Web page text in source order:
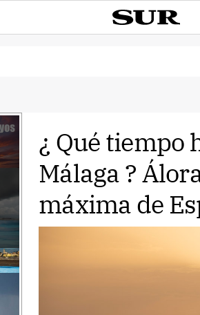
¿ Qué tiempo
Málaga ?
máxima de